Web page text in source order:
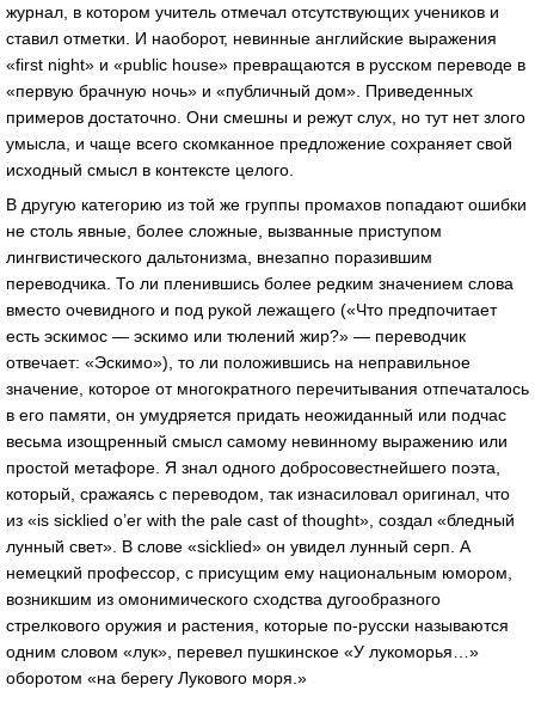
журнал, в котором учитель отмечал отсутствующих учеников и
ставил отметки. И наоборот, невинные английские выражения
«first night» и «public house» превращаются в русском переводе в
«первую брачную ночь» и «публичный дом». Приведенных
примеров достаточно. Они смешны и режут слух, но тут нет злого
умысла, и чаще всего скомканное предложение сохраняет свой
исходный смысл в контексте целого.
В другую категорию из той же группы промахов попадают ошибки
не столь явные, более сложные, вызванные приступом
лингвистического дальтонизма, внезапно поразившим
переводчика. То ли пленившись более редким значением слова
вместо очевидного и под рукой лежащего («Что предпочитает
есть эскимос — эскимо или тюлений жир?» — переводчик
отвечает: «Эскимо»), то ли положившись на неправильное
значение, которое от многократного перечитывания отпечаталось
в его памяти, он умудряется придать неожиданный или подчас
весьма изощренный смысл самому невинному выражению или
простой метафоре. Я знал одного добросовестнейшего поэта,
который, сражаясь с переводом, так изнасиловал оригинал, что
из «is sicklied o’er with the pale cast of thought», создал «бледный
лунный свет». В слове «sicklied» он увидел лунный серп. А
немецкий профессор, с присущим ему национальным юмором,
возникшим из омонимического сходства дугообразного
стрелкового оружия и растения, которые по-русски называются
одним словом «лук», перевел пушкинское «У лукоморья…»
оборотом «на берегу Лукового моря.»